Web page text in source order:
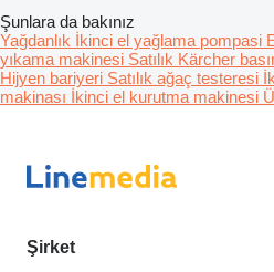
Şunlara da bakınız
Yağdanlık İkinci el yağlama pompasi
yıkama makinesi Satılık Kärcher
Hijyen bariyeri Satılık ağaç testeresi
makinası İkinci el kurutma makinesi
Şirket